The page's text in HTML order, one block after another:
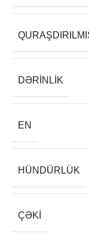
DƏRINLIK
EN
HÜNDÜRLÜK
ÇƏKI